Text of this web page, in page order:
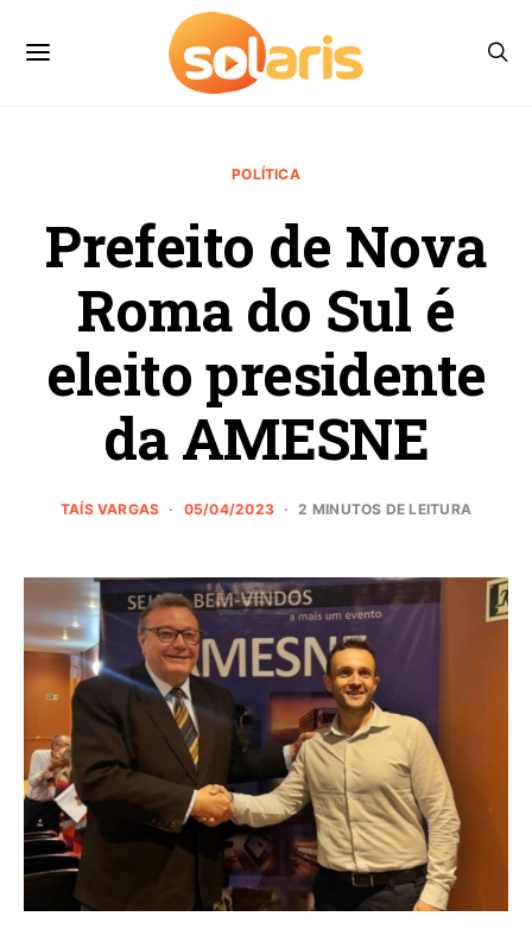
POLÍTICA
Prefeito de Nova
Roma do Sul é
eleito presidente
da AMESNE
TAÍS VARGAS 05/04/2023 2 MINUTOS DE LEITURA